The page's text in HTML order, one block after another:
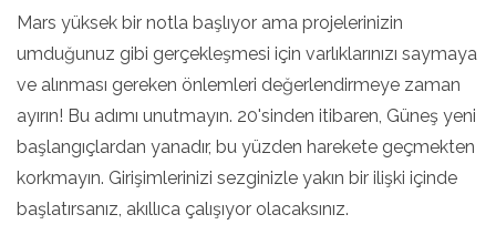
Mars yüksek bir notla başlıyor ama projelerinizin
umduğunuz gibi gerçekleşmesi için varlıklarınızı saymaya
ve alınması gereken önlemleri değerlendirmeye zaman
ayırın! Bu adımı unutmayın. 20'sinden itibaren, Güneş yeni
başlangıçlardan yanadır, bu yüzden harekete geçmekten
korkmayın. Girişimlerinizi sezginizle yakın bir ilişki içinde
başlatırsanız, akıllıca çalışıyor olacaksınız.